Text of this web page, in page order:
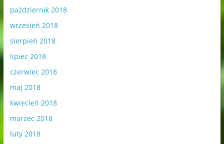
październik 2018
wrzesień 2018
sierpień 2018
lipiec 2018
czerwiec 2018
maj 2018
kwiecień 2018
marzec 2018
luty 2018